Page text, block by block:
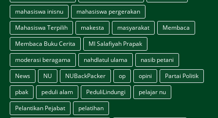
mahasiswa inisnu
mahasiswa pergerakan
Mahasiswa Terpilih
makesta masyarakat
Membaca
Membaca Buku Cerita
MI Salafiyah Prapak
moderasi beragama
nahdlatul ulama
nasib petani
News
NU NUBackPacker op opini
Partai Politik
pbak
peduli alam PeduliLindungi
pelajar nu
Pelantikan Pejabat
pelatihan